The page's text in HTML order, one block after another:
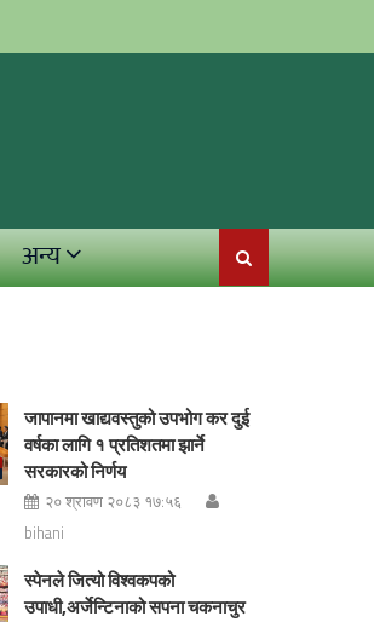
अन्य
जापानमा खाद्यवस्तुको उपभोग कर दुई
वर्षका लागि १ प्रतिशतमा झार्ने
सरकारको निर्णय
२० श्रावण २०८३ १७:५६
bihani
स्पेनले जित्यो विश्वकपको
उपाधी,अर्जेन्टिनाको सपना चकनाचुर